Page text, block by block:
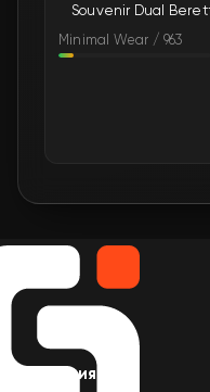
FN
FN
Minimal Wear / 963
Компания